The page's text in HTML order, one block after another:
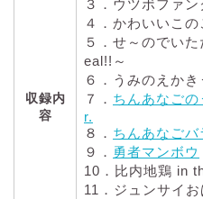
収録内
容
３．ウツボファン
４．かわいいこの
５．せ～のでい
eal!!～
６．うみのえかき
７． ちんあなご
r.
８． ちんあなごバ
９． 勇者マンボウ
10．比内地鶏 in
11．ジュンサイ